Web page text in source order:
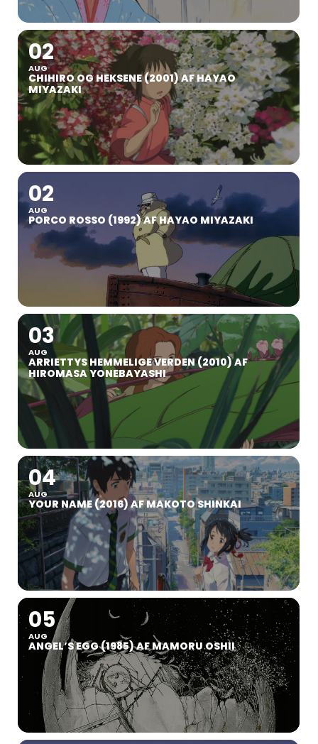
02
AUG
CHIHIRO OG HEKSENE (2001) AF HAYAO
MIYAZAKI
02
AUG
PORCO ROSSO (1992) AF HAYAO MIYAZAKI
03
AUG
ARRIETTYS HEMMELIGE VERDEN (2010) AF
HIROMASA YONEBAYASHI
04
AUG
YOUR NAME (2016) AF MAKOTO SHINKAI
05
AUG
ANGEL’S EGG (1985) AF MAMORU OSHII